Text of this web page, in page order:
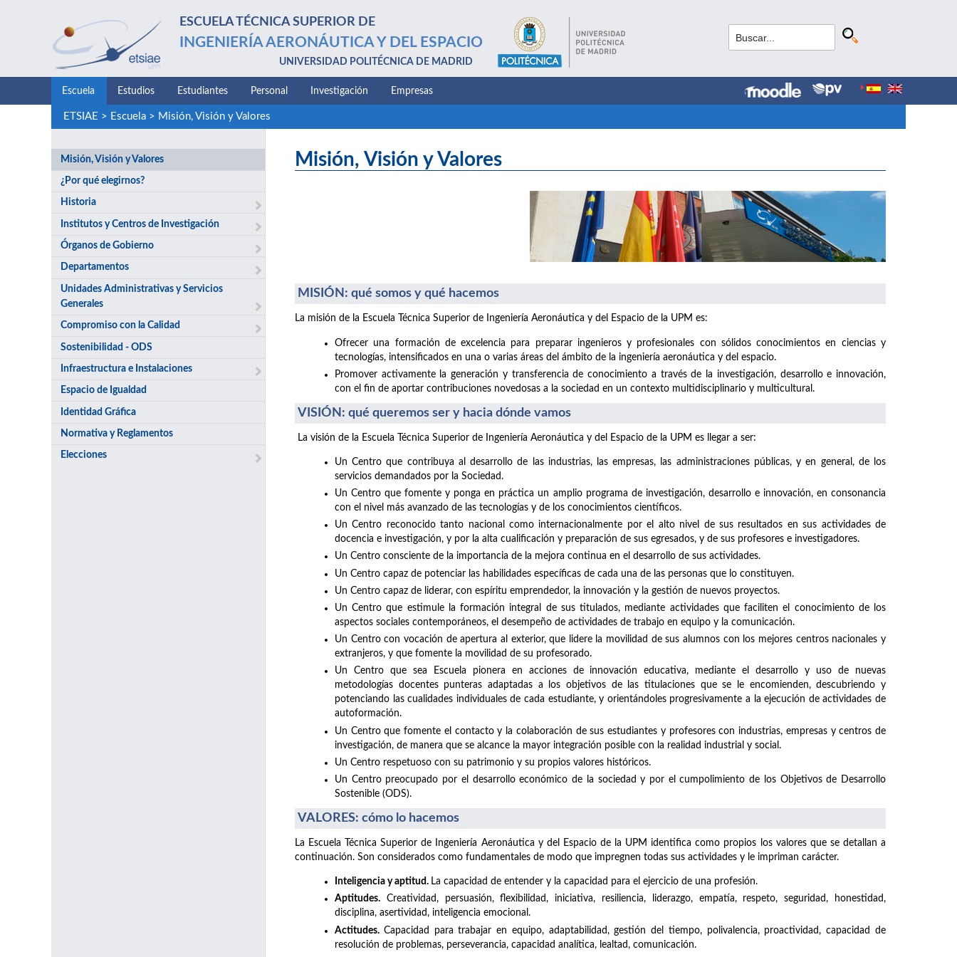
ESCUELA TÉCNICA SUPERIOR DE
INGENIERÍA AERONÁUTICA Y DEL ESPACIO
UNIVERSIDAD POLITÉCNICA DE MADRID
Escuela Estudios Estudiantes Personal Investigación Empresas
ETSIAE > Escuela> Misión, Visión y Valores
Misión, Visión y Valores
¿Por qué elegirnos?
Historia
Institutos y Centros de Investigación
Órganos de Gobierno
Departamentos
Unidades Administrativas y Servicios
Generales
Compromiso con la Calidad
Sostenibilidad - ODS
Infraestructura e Instalaciones
Espacio de Igualdad
Identidad Gráfica
Normativa y Reglamentos
Elecciones
Misión, Visión y Valores
MISIÓN: qué somos y qué hacemos
La misión de la Escuela Técnica Superior de Ingeniería Aeronáutica y del Espacio de la UPM es:
Ofrecer una formación de excelencia para preparar ingenieros y profesionales con sólidos conocimientos en ciencias y
tecnologías, intensificados en una o varias áreas del ámbito de la ingeniería aeronáutica y del espacio.
Promover activamente la generación y transferencia de conocimiento a través de la investigación, desarrollo e innovación,
con el fin de aportar contribuciones novedosas a la sociedad en un contexto multidisciplinario y multicultural.
VISIÓN: qué queremos ser y hacia dónde vamos
La visión de la Escuela Técnica Superior de Ingeniería Aeronáutica y del Espacio de la UPM es llegar a ser:
Un Centro que contribuya al desarrollo de las industrias, las empresas, las administraciones públicas, y en general, de los
servicios demandados por la Sociedad.
Un Centro que fomente y ponga en práctica un amplio programa de investigación, desarrollo e innovación, en consonancia
con el nivel más avanzado de las tecnologías y de los conocimientos científicos.
Un Centro reconocido tanto nacional como internacionalmente por el alto nivel de sus resultados en sus actividades de
docencia e investigación, y por la alta cualificación y preparación de sus egresados, y de sus profesores e investigadores.
Un Centro consciente de la importancia de la mejora continua en el desarrollo de sus actividades.
Un Centro capaz de potenciar las habilidades específicas de cada una de las personas que lo constituyen.
Un Centro capaz de liderar, con espíritu emprendedor, la innovación y la gestión de nuevos proyectos.
Un Centro que estimule la formación integral de sus titulados, mediante actividades que faciliten el conocimiento de los
aspectos sociales contemporáneos, el desempeño de actividades de trabajo en equipo y la comunicación.
Un Centro con vocación de apertura al exterior, que lidere la movilidad de sus alumnos con los mejores centros nacionales y
extranjeros, y que fomente la movilidad de su profesorado.
Un Centro que sea Escuela pionera en acciones de innovación educativa, mediante el desarrollo y uso de nuevas
metodologías docentes punteras adaptadas a los objetivos de las titulaciones que se le encomienden, descubriendo y
potenciando las cualidades individuales de cada estudiante, y orientándoles progresivamente a la ejecución de actividades de
autoformación.
Un Centro que fomente el contacto y la colaboración de sus estudiantes y profesores con industrias, empresas y centros de
investigación, de manera que se alcance la mayor integración posible con la realidad industrial y social.
Un Centro respetuoso con su patrimonio y su propios valores históricos.
Un Centro preocupado por el desarrollo económico de la sociedad y por el cumpolimiento de los Objetivos de Desarrollo
Sostenible (ODS).
VALORES: cómo lo hacemos
La Escuela Técnica Superior de Ingeniería Aeronáutica y del Espacio de la UPM identifica como propios los valores que se detallan a
continuación. Son considerados como fundamentales de modo que impregnen todas sus actividades y le impriman carácter.
Inteligencia y aptitud. La capacidad de entender y la capacidad para el ejercicio de una profesión.
Aptitudes. Creatividad, persuasión, flexibilidad, iniciativa, resiliencia, liderazgo, empatía, respeto, seguridad, honestidad,
disciplina, asertividad, inteligencia emocional.
Actitudes. Capacidad para trabajar en equipo, adaptabilidad, gestión del tiempo, polivalencia, proactividad, capacidad de
resolución de problemas, perseverancia, capacidad analítica, lealtad, comunicación.